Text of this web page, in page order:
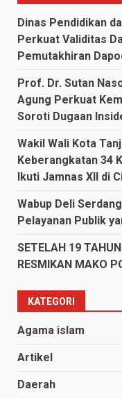
Dinas Pendidikan
Perkuat Validitas
Pemutakhiran
Prof. Dr. Sutan
Agung Perkuat
Soroti Dugaan
Wakil Wali Kota
Keberangkatan 34
Ikuti Jamnas XII di
Wabup Deli
Pelayanan Publik
SETELAH 19
RESMIKAN MAKO
KATEGORI
Agama islam
Artikel
Daerah